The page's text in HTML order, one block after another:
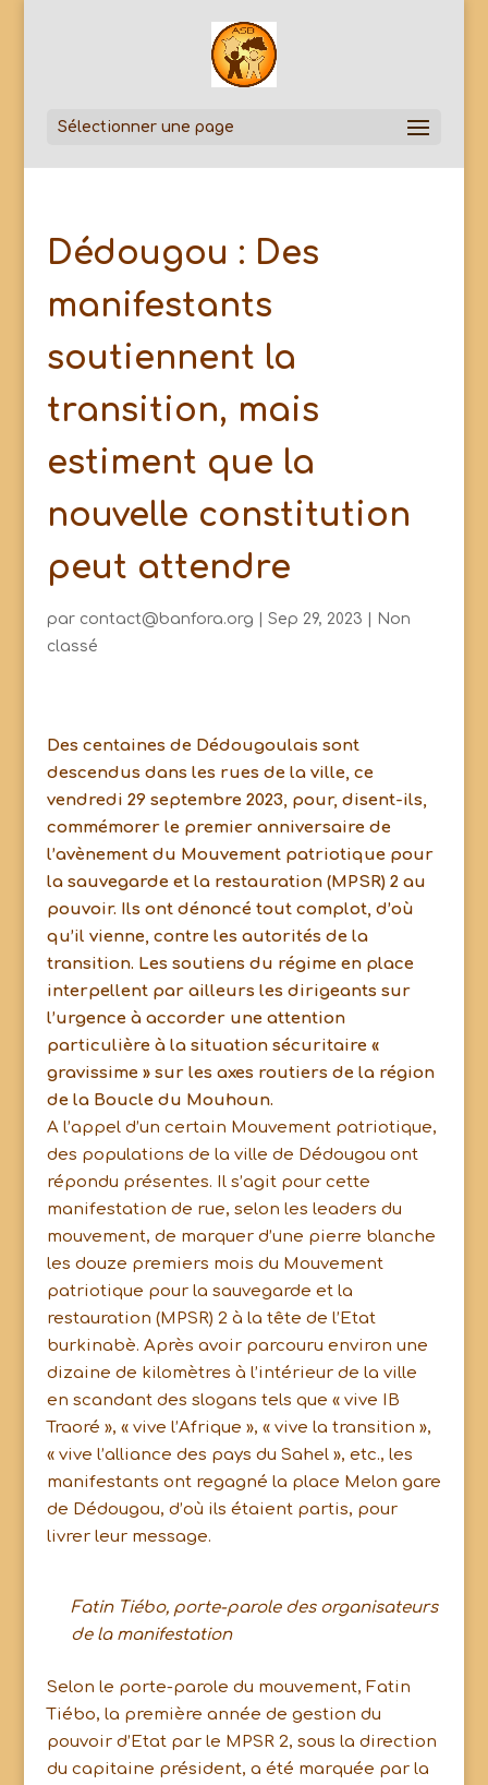
Sélectionner une page
Dédougou : Des
manifestants
soutiennent la
transition, mais
estiment que la
nouvelle constitution
peut attendre
par contact@banfora.org Sep 29, 2023
Non
classé
Des centaines de Dédougoulais sont
descendus dans les rues de la ville, ce
vendredi 29 septembre 2023, pour, disent-ils,
commémorer le premier anniversaire de
l’avènement du Mouvement patriotique pour
la sauvegarde et la restauration (MPSR) 2 au
pouvoir. Ils ont dénoncé tout complot, d’où
qu’il vienne, contre les autorités de la
transition. Les soutiens du régime en place
interpellent par ailleurs les dirigeants sur
l’urgence à accorder une attention
particulière à la situation sécuritaire «
gravissime » sur les axes routiers de la région
de la Boucle du Mouhoun.
A l’appel d’un certain Mouvement patriotique,
des populations de la ville de Dédougou ont
répondu présentes. Il s’agit pour cette
manifestation de rue, selon les leaders du
mouvement, de marquer d’une pierre blanche
les douze premiers mois du Mouvement
patriotique pour la sauvegarde et la
restauration (MPSR) 2 à la tête de l’Etat
burkinabè. Après avoir parcouru environ une
dizaine de kilomètres à l’intérieur de la ville
en scandant des slogans tels que « vive IB
Traoré », « vive l’Afrique », « vive la transition »,
« vive l’alliance des pays du Sahel », etc., les
manifestants ont regagné la place Melon gare
de Dédougou, d’où ils étaient partis, pour
livrer leur message.
Fatin Tiébo, porte-parole des organisateurs
de la manifestation
Selon le porte-parole du mouvement, Fatin
Tiébo, la première année de gestion du
pouvoir d’Etat par le MPSR 2, sous la direction
du capitaine président, a été marquée par la